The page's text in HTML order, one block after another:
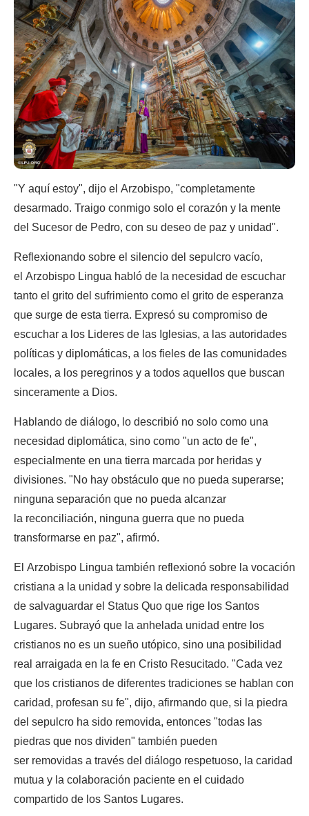
"Y aquí estoy", dijo el Arzobispo, "completamente
desarmado. Traigo conmigo solo el corazón y la mente
del Sucesor de Pedro, con su deseo de paz y unidad".
Reflexionando sobre el silencio del sepulcro vacío,
el Arzobispo Lingua habló de la necesidad de escuchar
tanto el grito del sufrimiento como el grito de esperanza
que surge de esta tierra. Expresó su compromiso de
escuchar a los Lideres de las Iglesias, a las autoridades
políticas y diplomáticas, a los fieles de las comunidades
locales, a los peregrinos y a todos aquellos que buscan
sinceramente a Dios.
Hablando de diálogo, lo describió no solo como una
necesidad diplomática, sino como "un acto de fe",
especialmente en una tierra marcada por heridas y
divisiones. "No hay obstáculo que no pueda superarse;
ninguna separación que no pueda alcanzar
la reconciliación, ninguna guerra que no pueda
transformarse en paz", afirmó.
El Arzobispo Lingua también reflexionó sobre la vocación
cristiana a la unidad y sobre la delicada responsabilidad
de salvaguardar el Status Quo que rige los Santos
Lugares. Subrayó que la anhelada unidad entre los
cristianos no es un sueño utópico, sino una posibilidad
real arraigada en la fe en Cristo Resucitado. "Cada vez
que los cristianos de diferentes tradiciones se hablan con
caridad, profesan su fe", dijo, afirmando que, si la piedra
del sepulcro ha sido removida, entonces "todas las
piedras que nos dividen" también pueden
ser removidas a través del diálogo respetuoso, la caridad
mutua y la colaboración paciente en el cuidado
compartido de los Santos Lugares.